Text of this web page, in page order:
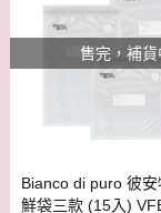
售完，補貨
Bianco di puro 彼
鮮袋三款 (15入)